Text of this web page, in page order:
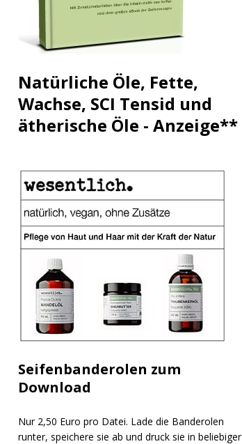
Natürliche Öle, Fette,
Wachse, SCI Tensid und
ätherische Öle - Anzeige**
Seifenbanderolen zum
Download
Nur 2,50 Euro pro Datei. Lade die Banderolen
runter, speichere sie ab und druck sie in beliebiger